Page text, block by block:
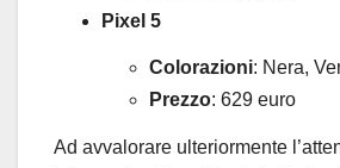
Pixel 5
Colorazioni: Nera,
Prezzo: 629 euro
Ad avvalorare ulteriormente